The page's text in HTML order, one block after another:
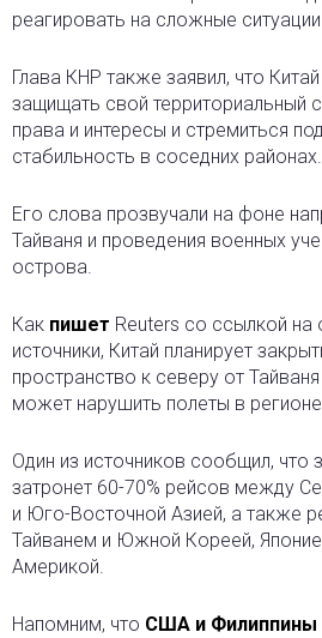
реагировать на сложные
Глава КНР также заявил, что
защищать свой территориальный
права и интересы и стремиться
стабильность в соседних районах.
Его слова прозвучали на фоне
Тайваня и проведения военных
острова.
Как пишет Reuters со ссылкой
источники, Китай планирует
пространство к северу от
может нарушить полеты в
Один из источников сообщил, что
затронет 60-70% рейсов между
и Юго-Восточной Азией, а также
Тайванем и Южной Кореей,
Америкой.
Напомним, что США и Филиппины